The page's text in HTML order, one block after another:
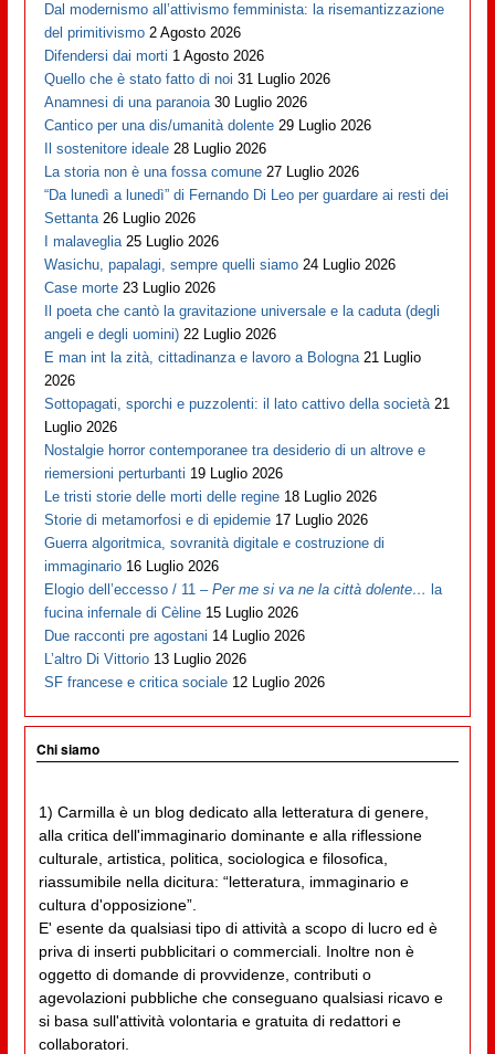
Dal modernismo all’attivismo femminista: la risemantizzazione
del primitivismo 2 Agosto 2026
Difendersi dai morti 1 Agosto 2026
Quello che è stato fatto di noi 31 Luglio 2026
Anamnesi di una paranoia 30 Luglio 2026
Cantico per una dis/umanità dolente 29 Luglio 2026
Il sostenitore ideale 28 Luglio 2026
La storia non è una fossa comune 27 Luglio 2026
“Da lunedì a lunedì” di Fernando Di Leo per guardare ai resti dei
Settanta 26 Luglio 2026
I malaveglia 25 Luglio 2026
Wasichu, papalagi, sempre quelli siamo 24 Luglio 2026
Case morte 23 Luglio 2026
Il poeta che cantò la gravitazione universale e la caduta (degli
angeli e degli uomini) 22 Luglio 2026
E man int la zità, cittadinanza e lavoro a Bologna 21 Luglio
2026
Sottopagati, sporchi e puzzolenti: il lato cattivo della società 21
Luglio 2026
Nostalgie horror contemporanee tra desiderio di un altrove e
riemersioni perturbanti 19 Luglio 2026
Le tristi storie delle morti delle regine 18 Luglio 2026
Storie di metamorfosi e di epidemie 17 Luglio 2026
Guerra algoritmica, sovranità digitale e costruzione di
immaginario 16 Luglio 2026
Elogio dell’eccesso / 11 –Per me si va ne la città dolente… la
fucina infernale di Cèline 15 Luglio 2026
Due racconti pre agostani 14 Luglio 2026
L’altro Di Vittorio 13 Luglio 2026
SF francese e critica sociale 12 Luglio 2026
Chi siamo
1) Carmilla è un blog dedicato alla letteratura di genere,
alla critica dell'immaginario dominante e alla riflessione
culturale, artistica, politica, sociologica e filosofica,
riassumibile nella dicitura: “letteratura, immaginario e
cultura d'opposizione”.
E' esente da qualsiasi tipo di attività a scopo di lucro ed è
priva di inserti pubblicitari o commerciali. Inoltre non è
oggetto di domande di provvidenze, contributi o
agevolazioni pubbliche che conseguano qualsiasi ricavo e
si basa sull'attività volontaria e gratuita di redattori e
collaboratori.